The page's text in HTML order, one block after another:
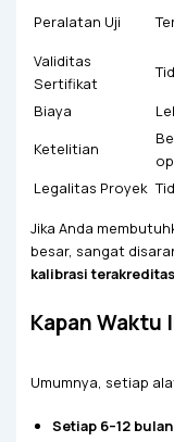
Peralatan Uji
Validitas
Sertifikat
Biaya
Ketelitian
Legalitas Proyek
Jika Anda
besar, sangat
kalibrasi
Kapan Waktu
Umumnya, setiap
Setiap 6–12